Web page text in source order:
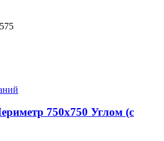
750х750 Углом (с